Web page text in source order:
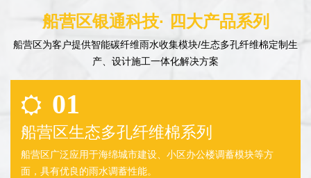
船营区银通科技· 四大产品系列
船营区为客户提供智能碳纤维雨水收集模块/生态多孔纤维棉定制生
产、设计施工一体化解决方案
01
船营区生态多孔纤维棉系列
船营区广泛应用于海绵城市建设、小区办公楼调蓄模块等方
面，具有优良的雨水调蓄性能。